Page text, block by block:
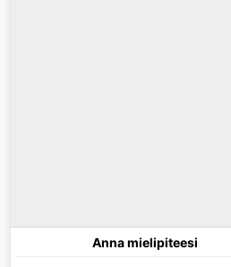
Anna mielipiteesi